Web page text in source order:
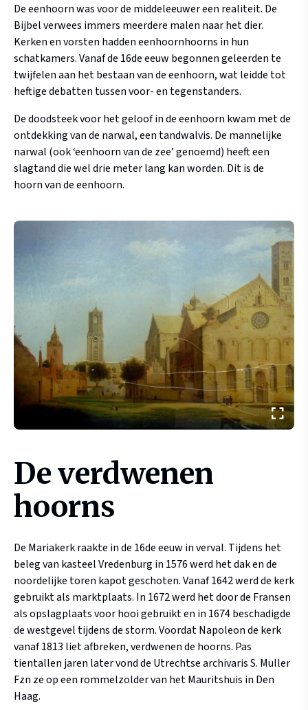
De eenhoorn was voor de middeleeuwer een realiteit. De
Bijbel verwees immers meerdere malen naar het dier.
Kerken en vorsten hadden eenhoornhoorns in hun
schatkamers. Vanaf de 16de eeuw begonnen geleerden te
twijfelen aan het bestaan van de eenhoorn, wat leidde tot
heftige debatten tussen voor- en tegenstanders.
De doodsteek voor het geloof in de eenhoorn kwam met de
ontdekking van de narwal, een tandwalvis. De mannelijke
narwal (ook ‘eenhoorn van de zee’ genoemd) heeft een
slagtand die wel drie meter lang kan worden. Dit is de
hoorn van de eenhoorn.
De verdwenen
hoorns
De Mariakerk raakte in de 16de eeuw in verval. Tijdens het
beleg van kasteel Vredenburg in 1576 werd het dak en de
noordelijke toren kapot geschoten. Vanaf 1642 werd de kerk
gebruikt als marktplaats. In 1672 werd het door de Fransen
als opslagplaats voor hooi gebruikt en in 1674 beschadigde
de westgevel tijdens de storm. Voordat Napoleon de kerk
vanaf 1813 liet afbreken, verdwenen de hoorns. Pas
tientallen jaren later vond de Utrechtse archivaris S. Muller
Fzn ze op een rommelzolder van het Mauritshuis in Den
Haag.